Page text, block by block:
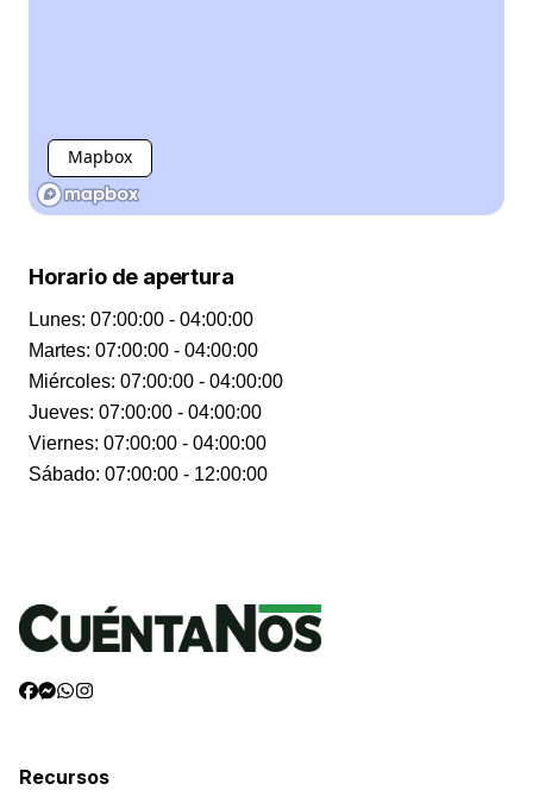
Mapbox
Horario de apertura
Lunes: 07:00:00 - 04:00:00
Martes: 07:00:00 - 04:00:00
Miércoles: 07:00:00 - 04:00:00
Jueves: 07:00:00 - 04:00:00
Viernes: 07:00:00 - 04:00:00
Sábado: 07:00:00 - 12:00:00
Recursos